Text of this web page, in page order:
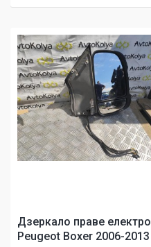
Дзеркало праве електро
Peugeot Boxer 2006-2013